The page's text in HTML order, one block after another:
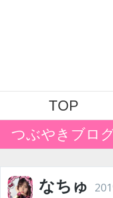
TOP
つぶやきブロ
なちゅ